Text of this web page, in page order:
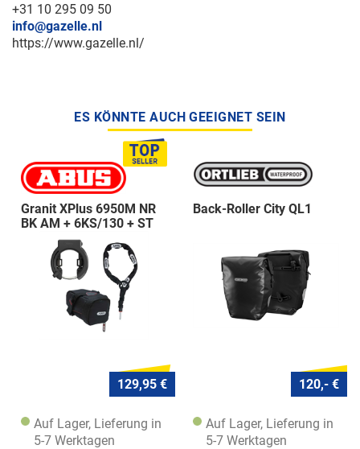
+31 10 295 09 50
info@gazelle.nl
https://www.gazelle.nl/
ES KÖNNTE AUCH GEEIGNET SEIN
Granit XPlus 6950M NR
BK AM + 6KS/130 + ST
129,95 €
Auf Lager, Lieferung in
5-7 Werktagen
Back-Roller City QL1
120,- €
Auf Lager, Lieferung in
5-7 Werktagen